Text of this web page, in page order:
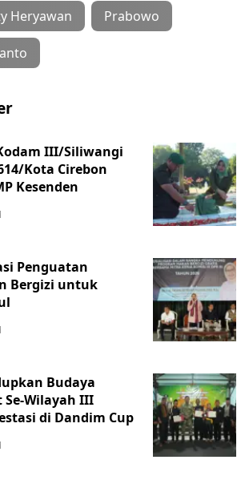
Heryawan Prabowo
III/Siliwangi
Kota Cirebon
Kesenden
Penguatan
Bergizi untuk
Budaya
Se-Wilayah III
di Dandim Cup